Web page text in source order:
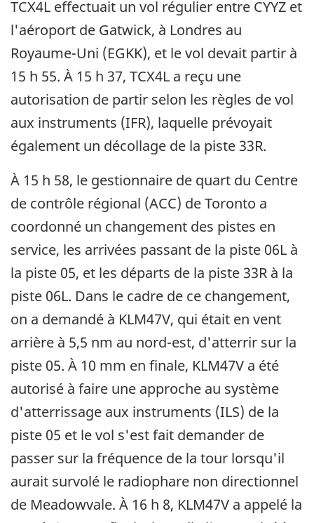
TCX4L effectuait un vol régulier entre CYYZ et
l'aéroport de Gatwick, à Londres au
Royaume-Uni (EGKK), et le vol devait partir à
15 h 55. À 15 h 37, TCX4L a reçu une
autorisation de partir selon les règles de vol
aux instruments (IFR), laquelle prévoyait
également un décollage de la piste 33R.
À 15 h 58, le gestionnaire de quart du Centre
de contrôle régional (ACC) de Toronto a
coordonné un changement des pistes en
service, les arrivées passant de la piste 06L à
la piste 05, et les départs de la piste 33R à la
piste 06L. Dans le cadre de ce changement,
on a demandé à KLM47V, qui était en vent
arrière à 5,5 nm au nord-est, d'atterrir sur la
piste 05. À 10 mm en finale, KLM47V a été
autorisé à faire une approche au système
d'atterrissage aux instruments (ILS) de la
piste 05 et le vol s'est fait demander de
passer sur la fréquence de la tour lorsqu'il
aurait survolé le radiophare non directionnel
de Meadowvale. À 16 h 8, KLM47V a appelé la